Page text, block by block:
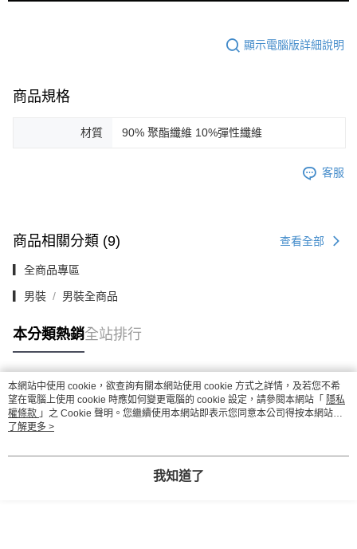
顯示電腦版詳細說明
商品規格
材質 90% 聚酯纖維 10%彈性纖維
客服
商品相關分類 (9) 查看全部
▎全商品專區
▎男裝 男裝全商品
本分類熱銷全站排行
熱門標籤
本網站中使用 cookie，欲查詢有關本網站使用 cookie 方式之詳情，及若您不希
望在電腦上使用 cookie 時應如何變更電腦的 cookie 設定，請參閱本網站「 隱私
權條款 」之 Cookie 聲明。您繼續使用本網站即表示您同意本公司得按本網站使
用條款之 Cookie 聲明使用 cookie。
了解更多 >
我知道了